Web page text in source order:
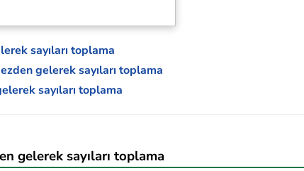
sayıları toplama
gelerek sayıları toplama
sayıları toplama
gelerek sayıları toplama